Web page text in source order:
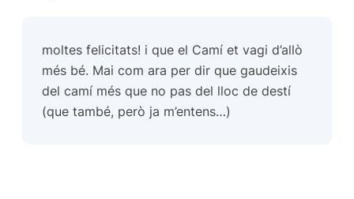
moltes felicitats! i que el Camí et vagi d’allò
més bé. Mai com ara per dir que gaudeixis
del camí més que no pas del lloc de destí
(que també, però ja m’entens…)